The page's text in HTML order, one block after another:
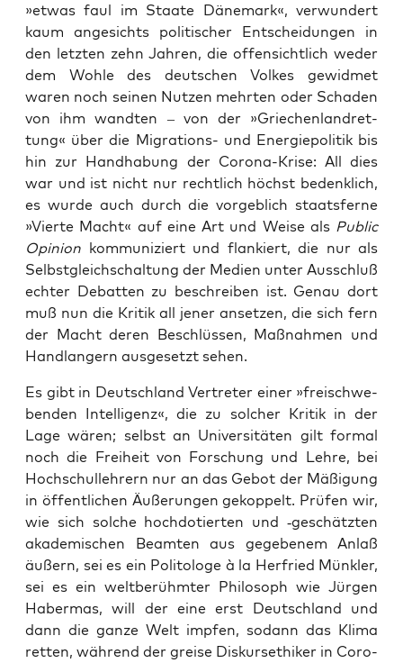
»etwas faul im Staa­te Däne­mark«, ver­wun­dert
kaum ange­sichts poli­ti­scher Ent­schei­dun­gen in
den letz­ten zehn Jah­ren, die offen­sicht­lich weder
dem Woh­le des deut­schen Vol­kes gewid­met
waren noch sei­nen Nut­zen mehr­ten oder Scha­den
von ihm wand­ten – von der »Grie­chen­land­ret­
tung« über die Migra­ti­ons- und Ener­gie­po­li­tik bis
hin zur Hand­ha­bung der Coro­na-Kri­se: All dies
war und ist nicht nur recht­lich höchst bedenk­lich,
es wur­de auch durch die vor­geb­lich staats­fer­ne
»Vier­te Macht« auf eine Art und Wei­se als Public
Opi­ni­on kom­mu­ni­ziert und flan­kiert, die nur als
Selbst­gleich­schal­tung der Medi­en unter Aus­schluß
ech­ter Debat­ten zu beschrei­ben ist. Genau dort
muß nun die Kri­tik all jener anset­zen, die sich fern
der Macht deren Beschlüs­sen, Maß­nah­men und
Hand­lan­gern aus­ge­setzt sehen.
Es gibt in Deutsch­land Ver­tre­ter einer »frei­schwe­
ben­den Intel­li­genz«, die zu sol­cher Kri­tik in der
Lage wären; selbst an Uni­ver­si­tä­ten gilt for­mal
noch die Frei­heit von For­schung und Leh­re, bei
Hoch­schul­leh­rern nur an das Gebot der Mäßi­gung
in öffent­li­chen Äuße­run­gen gekop­pelt. Prü­fen wir,
wie sich sol­che hoch­do­tier­ten und ‑geschätz­ten
aka­de­mi­schen Beam­ten aus gege­be­nem Anlaß
äußern, sei es ein Poli­to­lo­ge à la Her­fried ­Mün­k­ler,
sei es ein welt­be­rühm­ter Phi­lo­soph wie Jür­gen
Haber­mas, will der eine erst Deutsch­land und
dann die gan­ze Welt imp­fen, sodann das Kli­ma
ret­ten, wäh­rend der grei­se Dis­kurs­ethi­ker in Coro­